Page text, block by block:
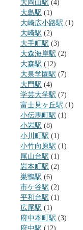
大岡山駅 (4)
大島駅 (1)
大崎広小路駅 (1)
大崎駅 (2)
大手町駅 (3)
大森海岸駅 (2)
大森駅 (12)
大泉学園駅 (7)
大門駅 (4)
学芸大学駅 (7)
富士見ヶ丘駅 (1)
小伝馬町駅 (1)
小岩駅 (8)
小川町駅 (1)
小竹向原駅 (1)
尾山台駅 (1)
岩本町駅 (2)
巣鴨駅 (6)
市ケ谷駅 (2)
平和台駅 (1)
広尾駅 (1)
府中本町駅 (3)
府中駅 (12)